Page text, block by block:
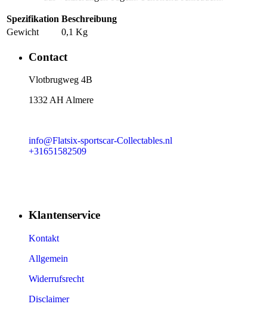
Spezifikation Beschreibung
Gewicht
0,1 Kg
Contact
​Vlotbrugweg 4B
1332 AH Almere
info@Flatsix-sportscar-Collectables.nl
+31651582509
Klantenservice
Kontakt
Allgemein
Widerrufsrecht
Disclaimer